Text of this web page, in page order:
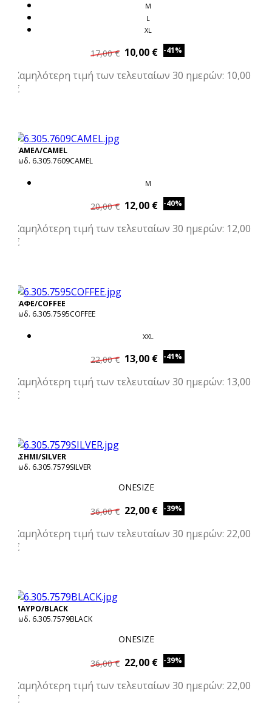
M
L
XL
17,00 € 10,00 € -41%
Χαμηλότερη τιμή των τελευταίων 30 ημερών: 10,00
€
ΚΑΜΕΛ/CAMEL
Κωδ. 6.305.7609CAMEL
M
20,00 € 12,00 € -40%
Χαμηλότερη τιμή των τελευταίων 30 ημερών: 12,00
€
ΚΑΦΕ/COFFEE
Κωδ. 6.305.7595COFFEE
XXL
22,00 € 13,00 € -41%
Χαμηλότερη τιμή των τελευταίων 30 ημερών: 13,00
€
ΑΣΗΜΙ/SILVER
Κωδ. 6.305.7579SILVER
ONESIZE
36,00 € 22,00 € -39%
Χαμηλότερη τιμή των τελευταίων 30 ημερών: 22,00
€
ΜΑΥΡΟ/BLACK
Κωδ. 6.305.7579BLACK
ONESIZE
36,00 € 22,00 € -39%
Χαμηλότερη τιμή των τελευταίων 30 ημερών: 22,00
€